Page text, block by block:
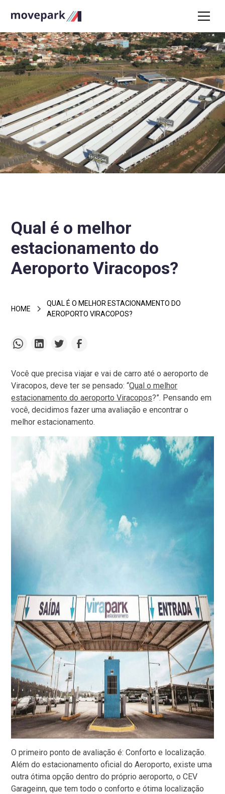
Qual é o melhor
estacionamento do
Aeroporto Viracopos?
HOME
QUAL É O MELHOR ESTACIONAMENTO DO
AEROPORTO VIRACOPOS?
Você que precisa viajar e vai de carro até o aeroporto de
Viracopos, deve ter se pensado: “Qual o melhor
estacionamento do aeroporto Viracopos?”. Pensando em
você, decidimos fazer uma avaliação e encontrar o
melhor estacionamento.
O primeiro ponto de avaliação é: Conforto e localização.
Além do estacionamento oficial do Aeroporto, existe uma
outra ótima opção dentro do próprio aeroporto, o CEV
Garageinn, que tem todo o conforto e ótima localização